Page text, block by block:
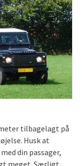
tilbagelagt på
Husk at
din passager,
meget. Særligt,